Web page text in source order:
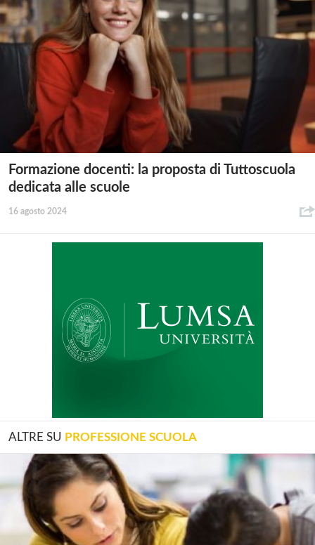
Formazione docenti: la proposta di Tuttoscuola
dedicata alle scuole
16 agosto 2024
ALTRE SU PROFESSIONE SCUOLA